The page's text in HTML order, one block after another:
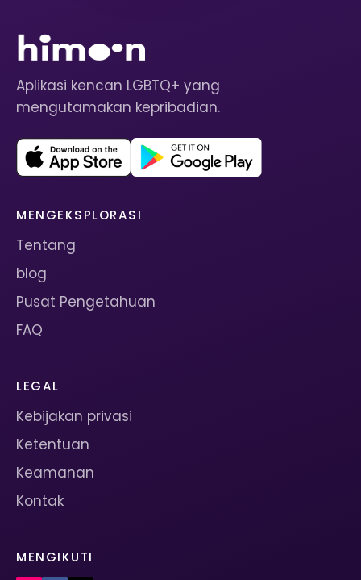
Aplikasi kencan LGBTQ+ yang
mengutamakan kepribadian.
MENGEKSPLORASI
Tentang
blog
Pusat Pengetahuan
FAQ
LEGAL
Kebijakan privasi
Ketentuan
Keamanan
Kontak
MENGIKUTI